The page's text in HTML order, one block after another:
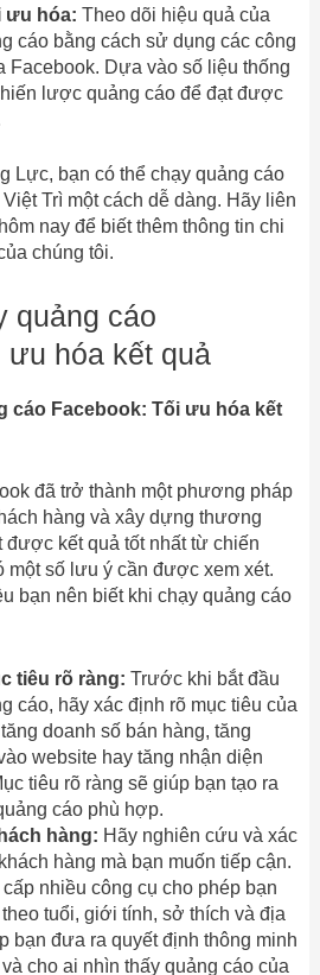
ưu hóa: Theo dõi hiệu quả của
cáo bằng cách sử dụng các công
Facebook. Dựa vào số liệu thống
lược quảng cáo để đạt được
Lực, bạn có thể chạy quảng cáo
Trì một cách dễ dàng. Hãy liên
nay để biết thêm thông tin chi
chúng tôi.
quảng cáo
ưu hóa kết quả
cáo Facebook: Tối ưu hóa kết
đã trở thành một phương pháp
hàng và xây dựng thương
được kết quả tốt nhất từ chiến
một số lưu ý cần được xem xét.
bạn nên biết khi chạy quảng cáo
tiêu rõ ràng: Trước khi bắt đầu
cáo, hãy xác định rõ mục tiêu của
doanh số bán hàng, tăng
website hay tăng nhận diện
tiêu rõ ràng sẽ giúp bạn tạo ra
cáo phù hợp.
hàng: Hãy nghiên cứu và xác
hàng mà bạn muốn tiếp cận.
nhiều công cụ cho phép bạn
tuổi, giới tính, sở thích và địa
bạn đưa ra quyết định thông minh
cho ai nhìn thấy quảng cáo của